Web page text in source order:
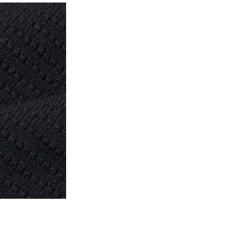
BINGOYAについて
店舗一覧
スタッフコラム
会社概要
採用情報
ギフトカード
予約商品
WEB限定
在庫なし含む